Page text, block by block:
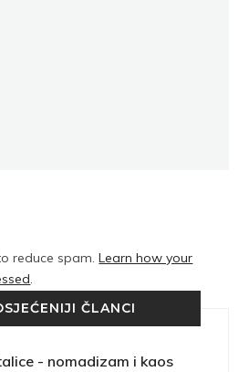
reduce spam.Learn how your
.
ČLANCI
- nomadizam i kaos